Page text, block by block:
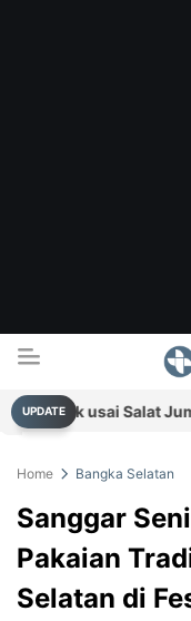
Timelines.id
Media Literasi,
UPDATEusai Salat Jumat
Home Bangka Selatan
Sanggar
Pakaian
Selatan di